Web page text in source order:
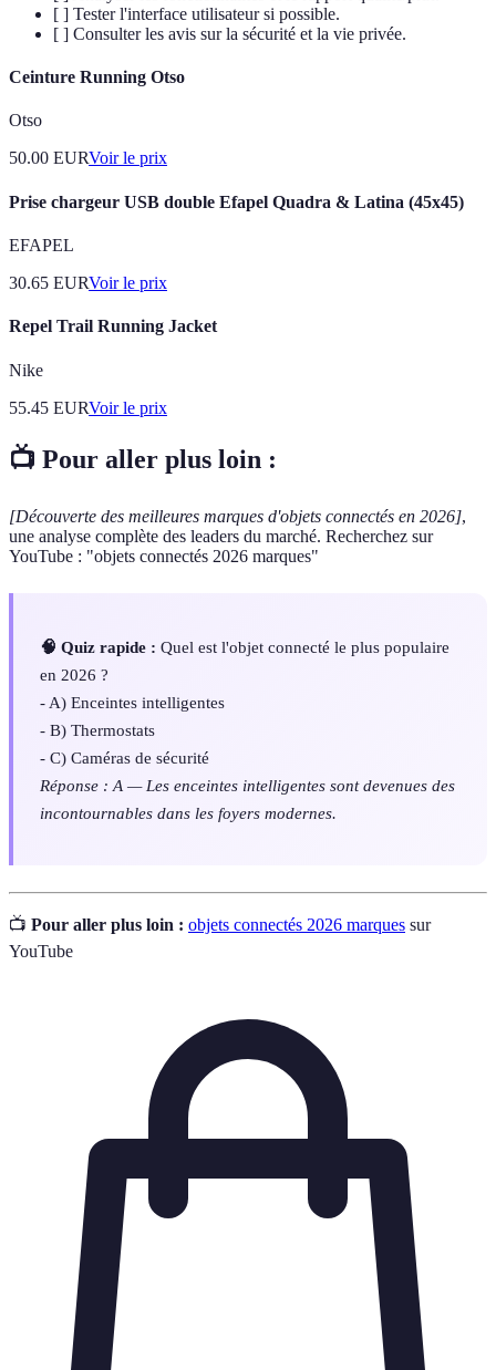
[ ] Tester l'interface utilisateur si possible.
[ ] Consulter les avis sur la sécurité et la vie privée.
Ceinture Running Otso
Otso
50.00 EURVoir le prix
Prise chargeur USB double Efapel Quadra & Latina (45x45)
EFAPEL
30.65 EURVoir le prix
Repel Trail Running Jacket
Nike
55.45 EURVoir le prix
📺 Pour aller plus loin :
[Découverte des meilleures marques d'objets connectés en 2026],
une analyse complète des leaders du marché. Recherchez sur
YouTube : "objets connectés 2026 marques"
🧠 Quiz rapide : Quel est l'objet connecté le plus populaire
en 2026 ?
- A) Enceintes intelligentes
- B) Thermostats
- C) Caméras de sécurité
Réponse : A — Les enceintes intelligentes sont devenues des
incontournables dans les foyers modernes.
📺 Pour aller plus loin : objets connectés 2026 marques sur
YouTube